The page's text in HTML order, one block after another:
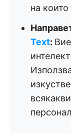
на
Text: